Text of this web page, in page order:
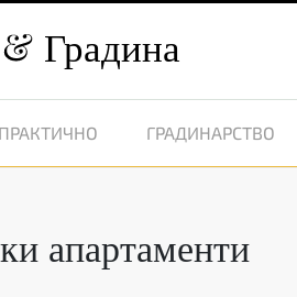
Градина
ПРАКТИЧНО ГРАДИНАРСТВО
апартаменти